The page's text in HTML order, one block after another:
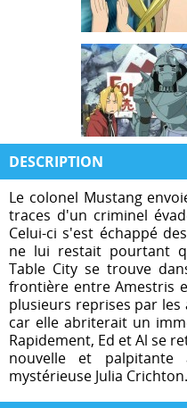
DESCRIPTION
Le colonel Mustang
traces d'un criminel
Celui-ci s'est échappé
ne lui restait pourtant
Table City se trouve
frontière entre Amestris
plusieurs reprises par les
car elle abriterait un
Rapidement, Ed et Al se
nouvelle et
mystérieuse Julia Crichton.